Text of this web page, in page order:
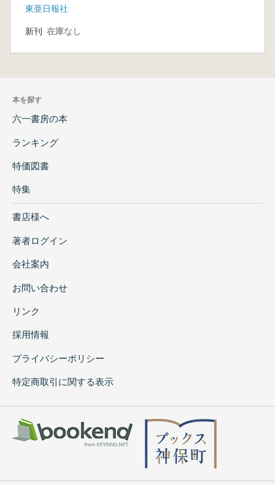
東亜日報社
新刊 在庫なし
本を探す
六一書房の本
ランキング
特価図書
特集
書店様へ
著者ログイン
会社案内
お問い合わせ
リンク
採用情報
プライバシーポリシー
特定商取引に関する表示